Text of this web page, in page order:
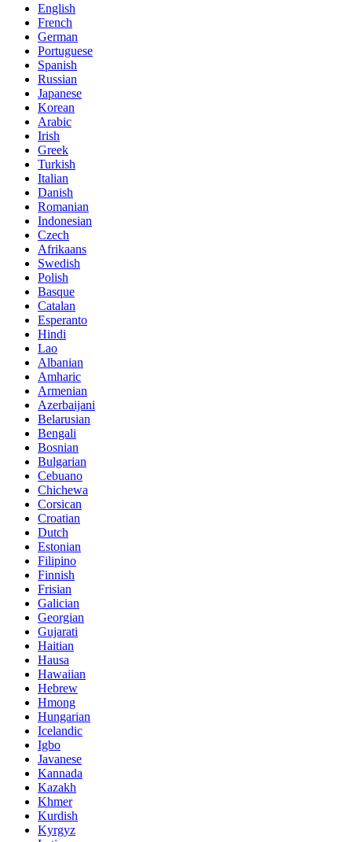
English
French
German
Portuguese
Spanish
Russian
Japanese
Korean
Arabic
Irish
Greek
Turkish
Italian
Danish
Romanian
Indonesian
Czech
Afrikaans
Swedish
Polish
Basque
Catalan
Esperanto
Hindi
Lao
Albanian
Amharic
Armenian
Azerbaijani
Belarusian
Bengali
Bosnian
Bulgarian
Cebuano
Chichewa
Corsican
Croatian
Dutch
Estonian
Filipino
Finnish
Frisian
Galician
Georgian
Gujarati
Haitian
Hausa
Hawaiian
Hebrew
Hmong
Hungarian
Icelandic
Igbo
Javanese
Kannada
Kazakh
Khmer
Kurdish
Kyrgyz